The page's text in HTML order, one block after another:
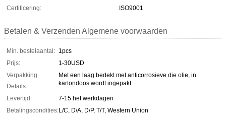
Certificering:
ISO9001
Betalen & Verzenden Algemene voorwaarden
Min. bestelaantal: 1pcs
Prijs:
1-30USD
Verpakking
Details:
Met een laag bedekt met anticorrosieve die olie, in
kartondoos wordt ingepakt
Levertijd:
7-15 het werkdagen
Betalingscondities:L/C, D/A, D/P, T/T, Western Union